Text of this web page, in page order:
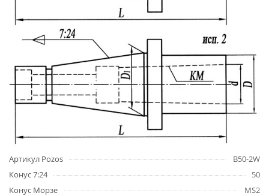
Артикул Pozos
B50-2W
Конус 7:24
50
Конус Морзе
MS2